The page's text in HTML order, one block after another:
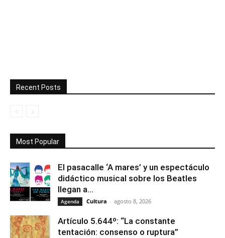
Recent Posts
Most Popular
El pasacalle ‘A mares’ y un espectáculo
didáctico musical sobre los Beatles
llegan a...
Agenda Cultura - agosto 8, 2026
Artículo 5.644º: “La constante
tentación: consenso o ruptura”